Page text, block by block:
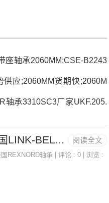
座轴承2060MM;CSE-B2243
应;2060MM货期快;2060M
轴承3310SC3厂家UKF.205.
3310SC3参数3310SC3价
3310SC3，CSE-B22431
热销品牌推荐：NATV2
阅读全文
CSE-B22431H 美国LINK-BELT带座轴承 2060MM
REXNORD轴承 | 评论 : 0 | 浏览 :